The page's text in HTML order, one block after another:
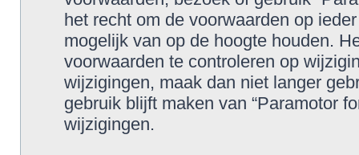
het recht om de voorwaarden op
mogelijk van op de hoogte houden.
voorwaarden te controleren op
wijzigingen, maak dan niet langer
gebruik blijft maken van “Paramotor
wijzigingen.